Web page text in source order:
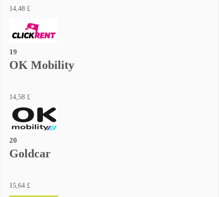
14,48 £
19
OK Mobility
14,58 £
20
Goldcar
15,64 £